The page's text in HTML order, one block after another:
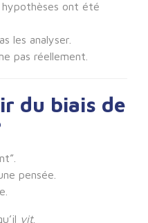
ont été
les analyser.
pas réellement.
du biais de
pensée.
vit.